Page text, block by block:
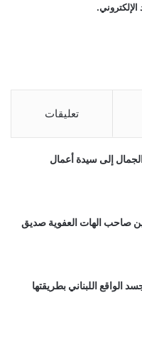
تعليقات
إلى سيدة أعمال
صاحب الهات العفوية صديق
اللبناني بطريقتها